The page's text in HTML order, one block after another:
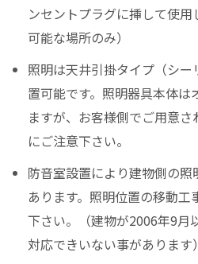
ンセントプラグに挿して使用
可能な場所のみ）
照明は天井引掛タイプ（シ
置可能です。照明器具本体は
ますが、お客様側でご用意
にご注意下さい。
防音室設置により建物側の
あります。照明位置の移動
下さい。（建物が2006年9月
対応できいない事があります）